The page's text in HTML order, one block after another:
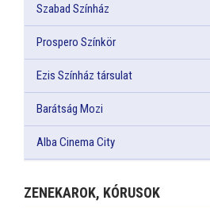
Szabad Színház
Prospero Színkör
Ezis Színház társulat
Barátság Mozi
Alba Cinema City
ZENEKAROK, KÓRUSOK